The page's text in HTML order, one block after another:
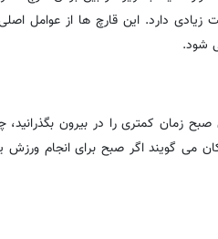
دارد. این قارچ ها از عوامل اصلی
شود.
زمان کمتری را در بیرون
می گویند اگر صبح برای انجام ورزش